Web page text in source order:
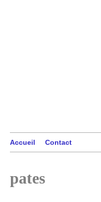
Accueil Contact
pates